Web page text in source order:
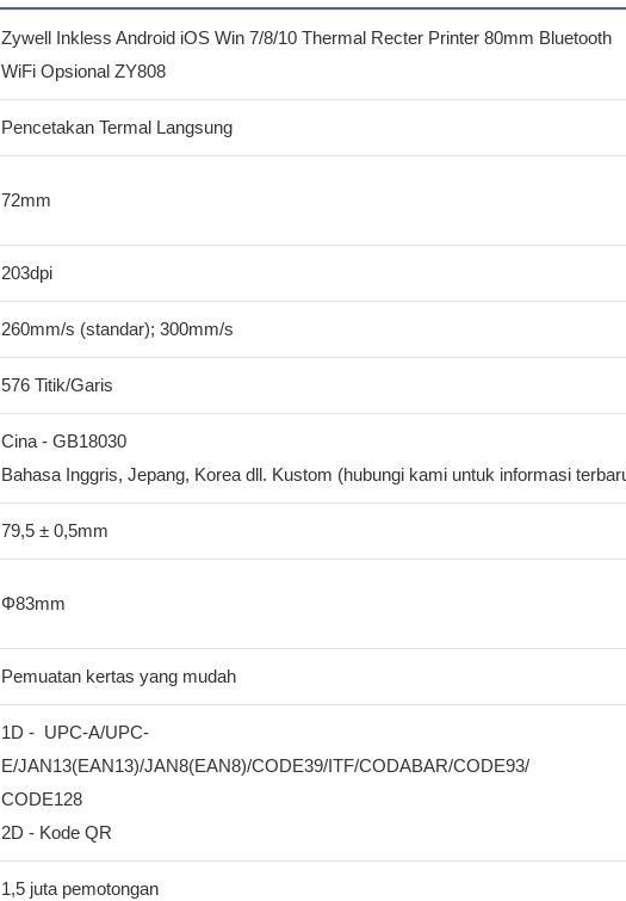
Zywell Inkless Android iOS Win 7/8/10 Thermal Recter Printer 80mm Bluetooth
WiFi Opsional ZY808
Pencetakan Termal Langsung
72mm
203dpi
260mm/s (standar); 300mm/s
576 Titik/Garis
Cina - GB18030
Bahasa Inggris, Jepang, Korea dll. Kustom (hubungi kami untuk informasi
79,5 ± 0,5mm
Φ83mm
Pemuatan kertas yang mudah
1D - UPC-A/UPC-
E/JAN13(EAN13)/JAN8(EAN8)/CODE39/ITF/CODABAR/CODE93/
CODE128
2D - Kode QR
1,5 juta pemotongan